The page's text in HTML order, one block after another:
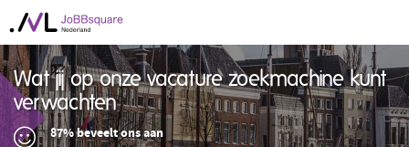
Wat jij op onze vacature zoekmachine kunt
verwachten
87% beveelt ons aan